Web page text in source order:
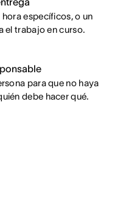
específicos, o un
el trabajo en curso.
para que no haya
debe hacer qué.